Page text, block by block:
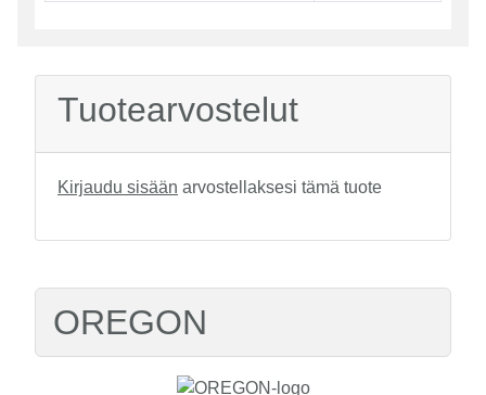
Tuotearvostelut
Kirjaudu sisään arvostellaksesi tämä tuote
OREGON